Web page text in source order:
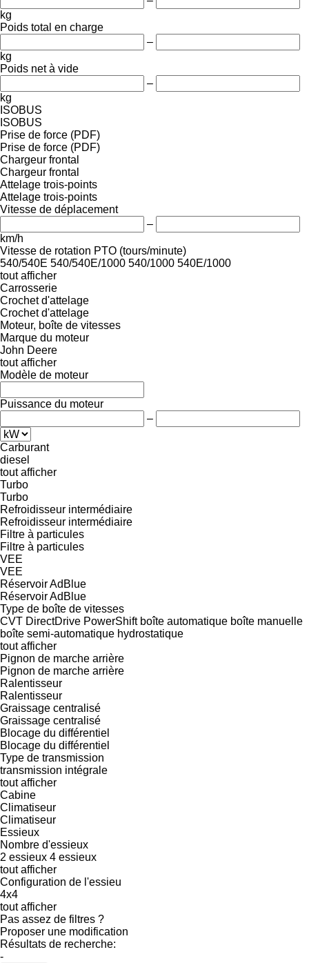
kg
Poids total en charge
–
kg
Poids net à vide
–
kg
ISOBUS
ISOBUS
Prise de force (PDF)
Prise de force (PDF)
Chargeur frontal
Chargeur frontal
Attelage trois-points
Attelage trois-points
Vitesse de déplacement
–
km/h
Vitesse de rotation PTO (tours/minute)
540/540E 540/540E/1000 540/1000 540E/1000
tout afficher
Carrosserie
Crochet d'attelage
Crochet d'attelage
Moteur, boîte de vitesses
Marque du moteur
John Deere
tout afficher
Modèle de moteur
Puissance du moteur
–
Carburant
diesel
tout afficher
Turbo
Turbo
Refroidisseur intermédiaire
Refroidisseur intermédiaire
Filtre à particules
Filtre à particules
VEE
VEE
Réservoir AdBlue
Réservoir AdBlue
Type de boîte de vitesses
CVT DirectDrive PowerShift boîte automatique boîte manuelle
boîte semi-automatique hydrostatique
tout afficher
Pignon de marche arrière
Pignon de marche arrière
Ralentisseur
Ralentisseur
Graissage centralisé
Graissage centralisé
Blocage du différentiel
Blocage du différentiel
Type de transmission
transmission intégrale
tout afficher
Cabine
Climatiseur
Climatiseur
Essieux
Nombre d'essieux
2 essieux 4 essieux
tout afficher
Configuration de l'essieu
4x4
tout afficher
Pas assez de filtres ?
Proposer une modification
Résultats de recherche:
-